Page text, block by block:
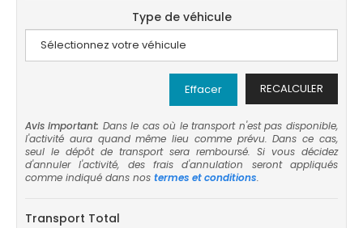
Type de véhicule
RECALCULER
Effacer
Avis important: Dans le cas où le transport n'est pas disponible,
l'activité aura quand même lieu comme prévu. Dans ce cas,
seul le dépôt de transport sera remboursé. Si vous décidez
d'annuler l'activité, des frais d'annulation seront appliqués
comme indiqué dans nos termes et conditions.
Transport Total